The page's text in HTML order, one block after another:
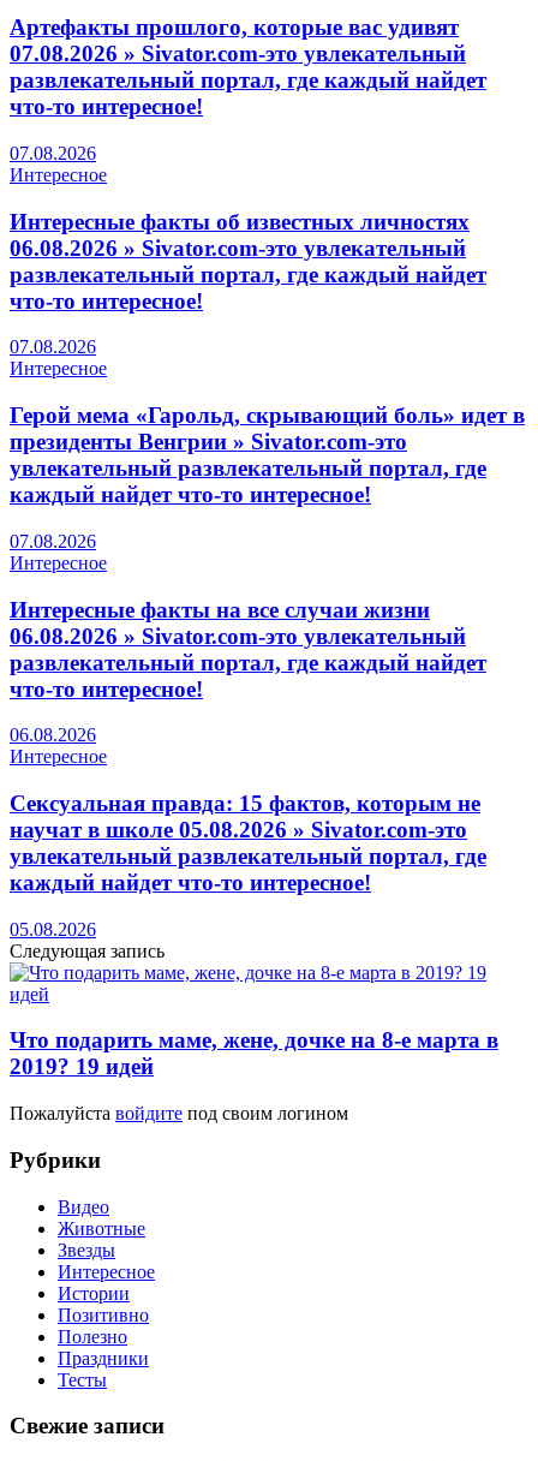
Артефакты прошлого, которые вас удивят
07.08.2026 » Sivator.com-это увлекательный
развлекательный портал, где каждый найдет
что-то интересное!
07.08.2026
Интересное
Интересные факты об известных личностях
06.08.2026 » Sivator.com-это увлекательный
развлекательный портал, где каждый найдет
что-то интересное!
07.08.2026
Интересное
Герой мема «Гарольд, скрывающий боль» идет в
президенты Венгрии » Sivator.com-это
увлекательный развлекательный портал, где
каждый найдет что-то интересное!
07.08.2026
Интересное
Интересные факты на все случаи жизни
06.08.2026 » Sivator.com-это увлекательный
развлекательный портал, где каждый найдет
что-то интересное!
06.08.2026
Интересное
Сексуальная правда: 15 фактов, которым не
научат в школе 05.08.2026 » Sivator.com-это
увлекательный развлекательный портал, где
каждый найдет что-то интересное!
05.08.2026
Следующая запись
Что подарить маме, жене, дочке на 8-е марта в
2019? 19 идей
Пожалуйста войдите под своим логином
Рубрики
Видео
Животные
Звезды
Интересное
Истории
Позитивно
Полезно
Праздники
Тесты
Свежие записи